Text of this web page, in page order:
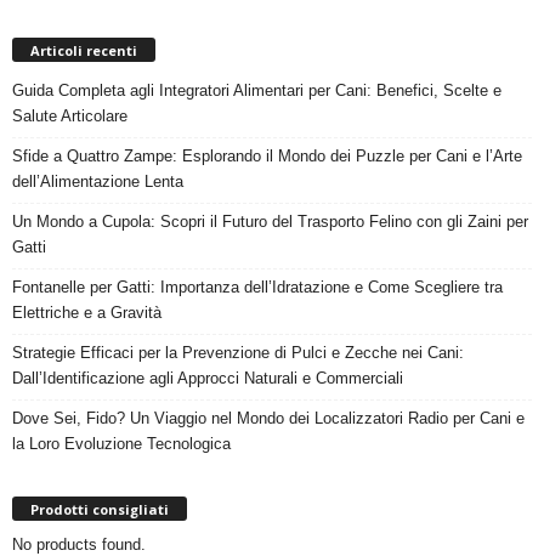
Articoli recenti
Guida Completa agli Integratori Alimentari per Cani: Benefici, Scelte e
Salute Articolare
Sfide a Quattro Zampe: Esplorando il Mondo dei Puzzle per Cani e l’Arte
dell’Alimentazione Lenta
Un Mondo a Cupola: Scopri il Futuro del Trasporto Felino con gli Zaini per
Gatti
Fontanelle per Gatti: Importanza dell’Idratazione e Come Scegliere tra
Elettriche e a Gravità
Strategie Efficaci per la Prevenzione di Pulci e Zecche nei Cani:
Dall’Identificazione agli Approcci Naturali e Commerciali
Dove Sei, Fido? Un Viaggio nel Mondo dei Localizzatori Radio per Cani e
la Loro Evoluzione Tecnologica
Prodotti consigliati
No products found.